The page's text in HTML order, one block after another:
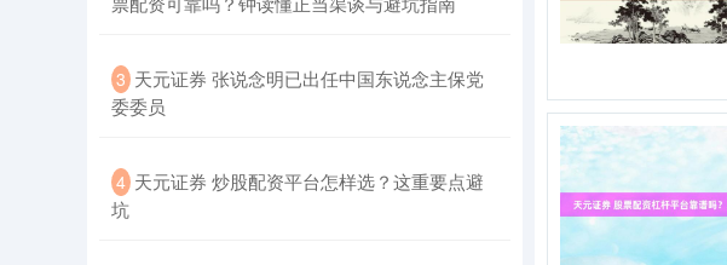
北证50
3 天元证券 张说念明已出任中国东说念主保党
委委员
4 天元证券 炒股配资平台怎样选？这重要点避
坑